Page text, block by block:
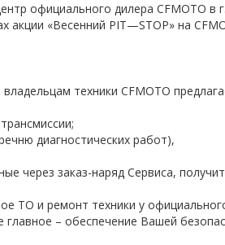
официального дилера CFMOTO
акции «Весенний PIT—STOP» на
техники CFMOTO
диагностических работ),
через заказ-наряд Сервиса,
ТО и ремонт техники у
– обеспечение Вашей